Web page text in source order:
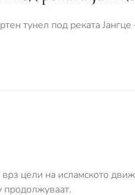
тунел под реката Јангце
цели на исламското
продолжуваат.